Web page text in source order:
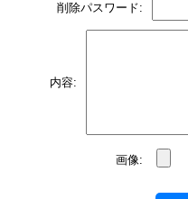
削除パスワード:
内容:
画像: